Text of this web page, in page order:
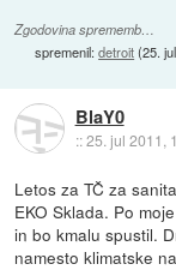
Zgodovina sprememb…
spremenil:detroit(25.
BlaY0
::25. jul 2011,
Letos za TČ za
EKO Sklada. Po
in bo kmalu spustil.
namesto klimatske